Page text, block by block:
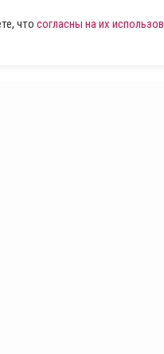
что согласны на их